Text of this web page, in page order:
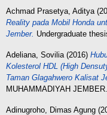
Achmad Prasetya, Aditya
Reality pada Mobil Honda
Jember. Undergraduate
Adeliana, Sovilia(2016)
Kolesterol HDL (High
Taman Glagahwero Kalisat
MUHAMMADIYAH JEMBER.
Adinugroho, Dimas Agung